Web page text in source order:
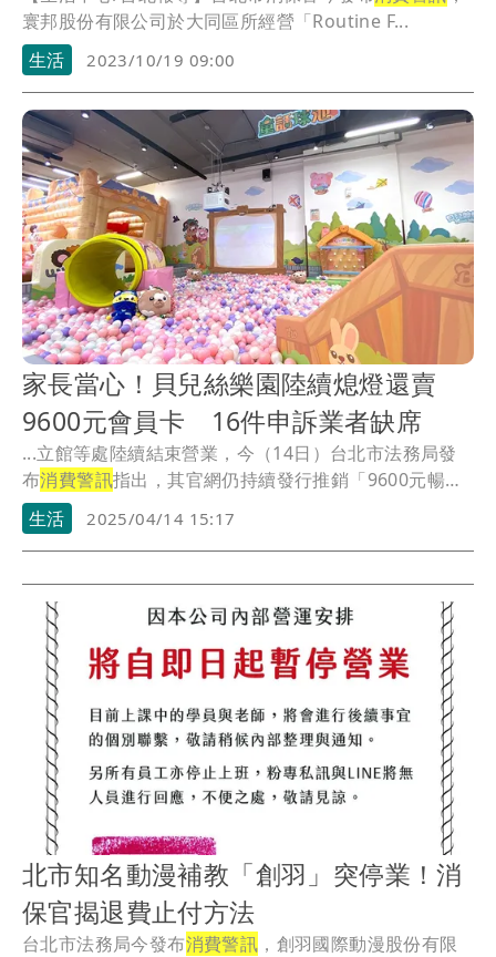
寰邦股份有限公司於大同區所經營「Routine F...
生活
2023/10/19 09:00
家長當心！貝兒絲樂園陸續熄燈還賣
9600元會員卡 16件申訴業者缺席
...立館等處陸續結束營業，今（14日）台北市法務局發
布消費警訊指出，其官網仍持續發行推銷「9600元暢
玩...
生活 2025/04/14 15:17
北市知名動漫補教「創羽」突停業！消
保官揭退費止付方法
台北市法務局今發布消費警訊 ，創羽國際動漫股份有限